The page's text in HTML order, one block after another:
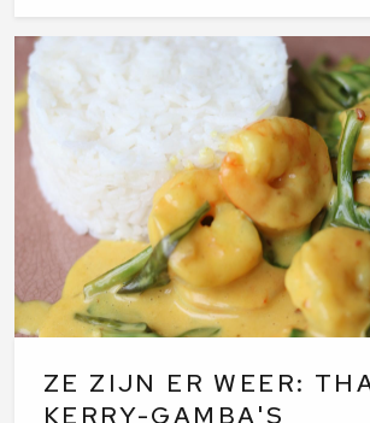
ZE ZIJN ER WEER:
KERRY-GAMBA'S